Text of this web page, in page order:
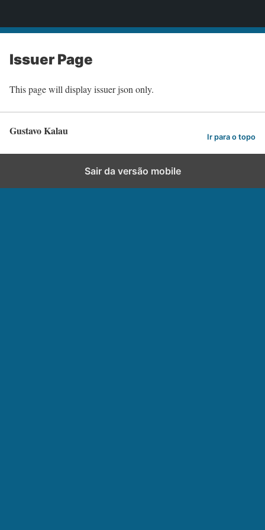
Issuer Page
This page will display issuer json only.
Gustavo Kalau Ir para o topo
Sair da versão mobile